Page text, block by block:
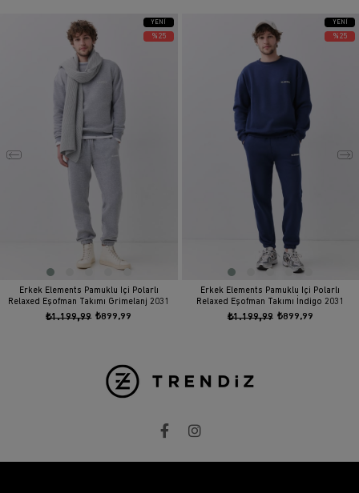
Erkek Elements Pamuklu Içi Polarlı
Relaxed Eşofman Takımı Grimelanj 2031
₺899,99
₺1.199,99
YENI
ÜRÜN
%25
Erkek Elements Pamuklu Içi Polarlı
Relaxed Eşofman Takımı İndigo 2031
₺899,99
₺1.199,99
YENI
ÜRÜN
%25